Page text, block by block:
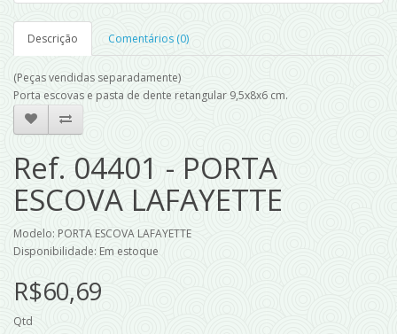
Descrição Comentários (0)
(Peças vendidas separadamente)
Porta escovas e pasta de dente retangular 9,5x8x6 cm.
Ref. 04401 - PORTA
ESCOVA LAFAYETTE
Modelo: PORTA ESCOVA LAFAYETTE
Disponibilidade: Em estoque
R$60,69
Qtd